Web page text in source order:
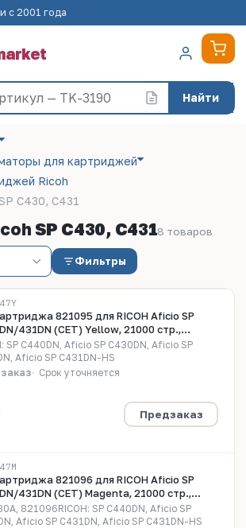
с 2001 года
Найти
для картриджей
Ricoh
C430, C431
SP C430, C4318 товаров
Фильтры
821095 для RICOH Aficio SP
431DN (CET) Yellow, 21000 стр.,
SP C440DN, Aficio SP C430DN, Aficio SP
Aficio SP C431DN-HS
Срок уточняется
Предзаказ
821096 для RICOH Aficio SP
431DN (CET) Magenta, 21000 стр.,
821096RICOH: SP C440DN, Aficio SP
Aficio SP C431DN, Aficio SP C431DN-HS